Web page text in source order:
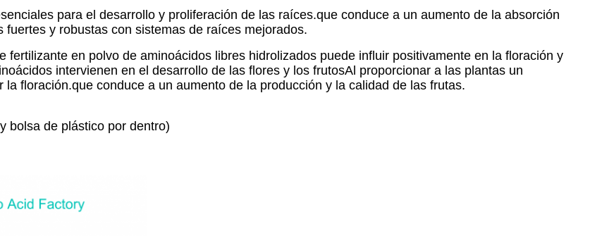
para el desarrollo y proliferación de las raíces.que conduce a un aumento de la absorción
y robustas con sistemas de raíces mejorados.
fertilizante en polvo de aminoácidos libres hidrolizados puede influir positivamente en la floración y
intervienen en el desarrollo de las flores y los frutosAl proporcionar a las plantas un
floración.que conduce a un aumento de la producción y la calidad de las frutas.
bolsa de plástico por dentro)